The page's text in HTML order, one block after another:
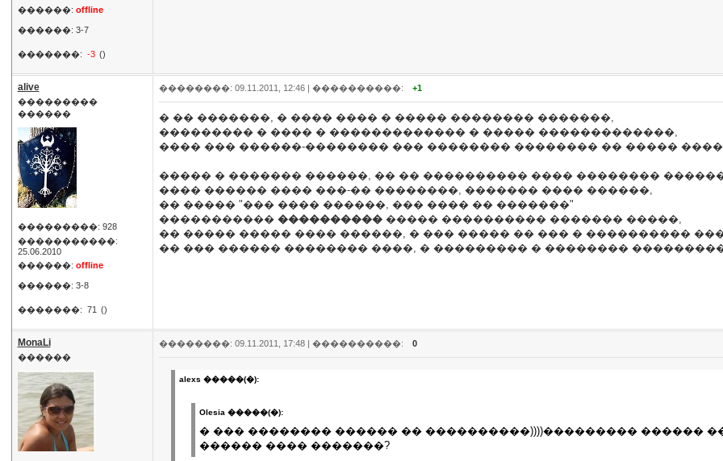
������: offline
������: 3-7
�������: -3 ()
alive
���������
������
���������: 928
�����������:
25.06.2010
������: offline
������: 3-8
�������: 71 ()
��������: 09.11.2011, 12:46 | ����������: +1
� �� �������, � ���� ���� � ����� �������� �������,
��������� � ���� � ������������� � ����� �������������,
���� ��� ������-�������� ��� �������� �������� �� �����
����� � ������� ������, �� �� ���������� ���� ��������
���� ������ ���� ���-�� ��������, ������� ���� ������,
�� ����� "��� ���� ������, ��� ���� �� �������"
����������� ��������������� ���������� ������� �����,
�� ����� ����� ���� ������, � ��� ����� �� ��� � ����������
�� ��� ������ �������� ����, � ��������� � ��������
MonaLi
������
��������: 09.11.2011, 17:48 | ����������: 0
alexs �����(�):
Olesia �����(�):
� ��� �������� ������ �� ����������))))��������� ������
������ ���� �������?